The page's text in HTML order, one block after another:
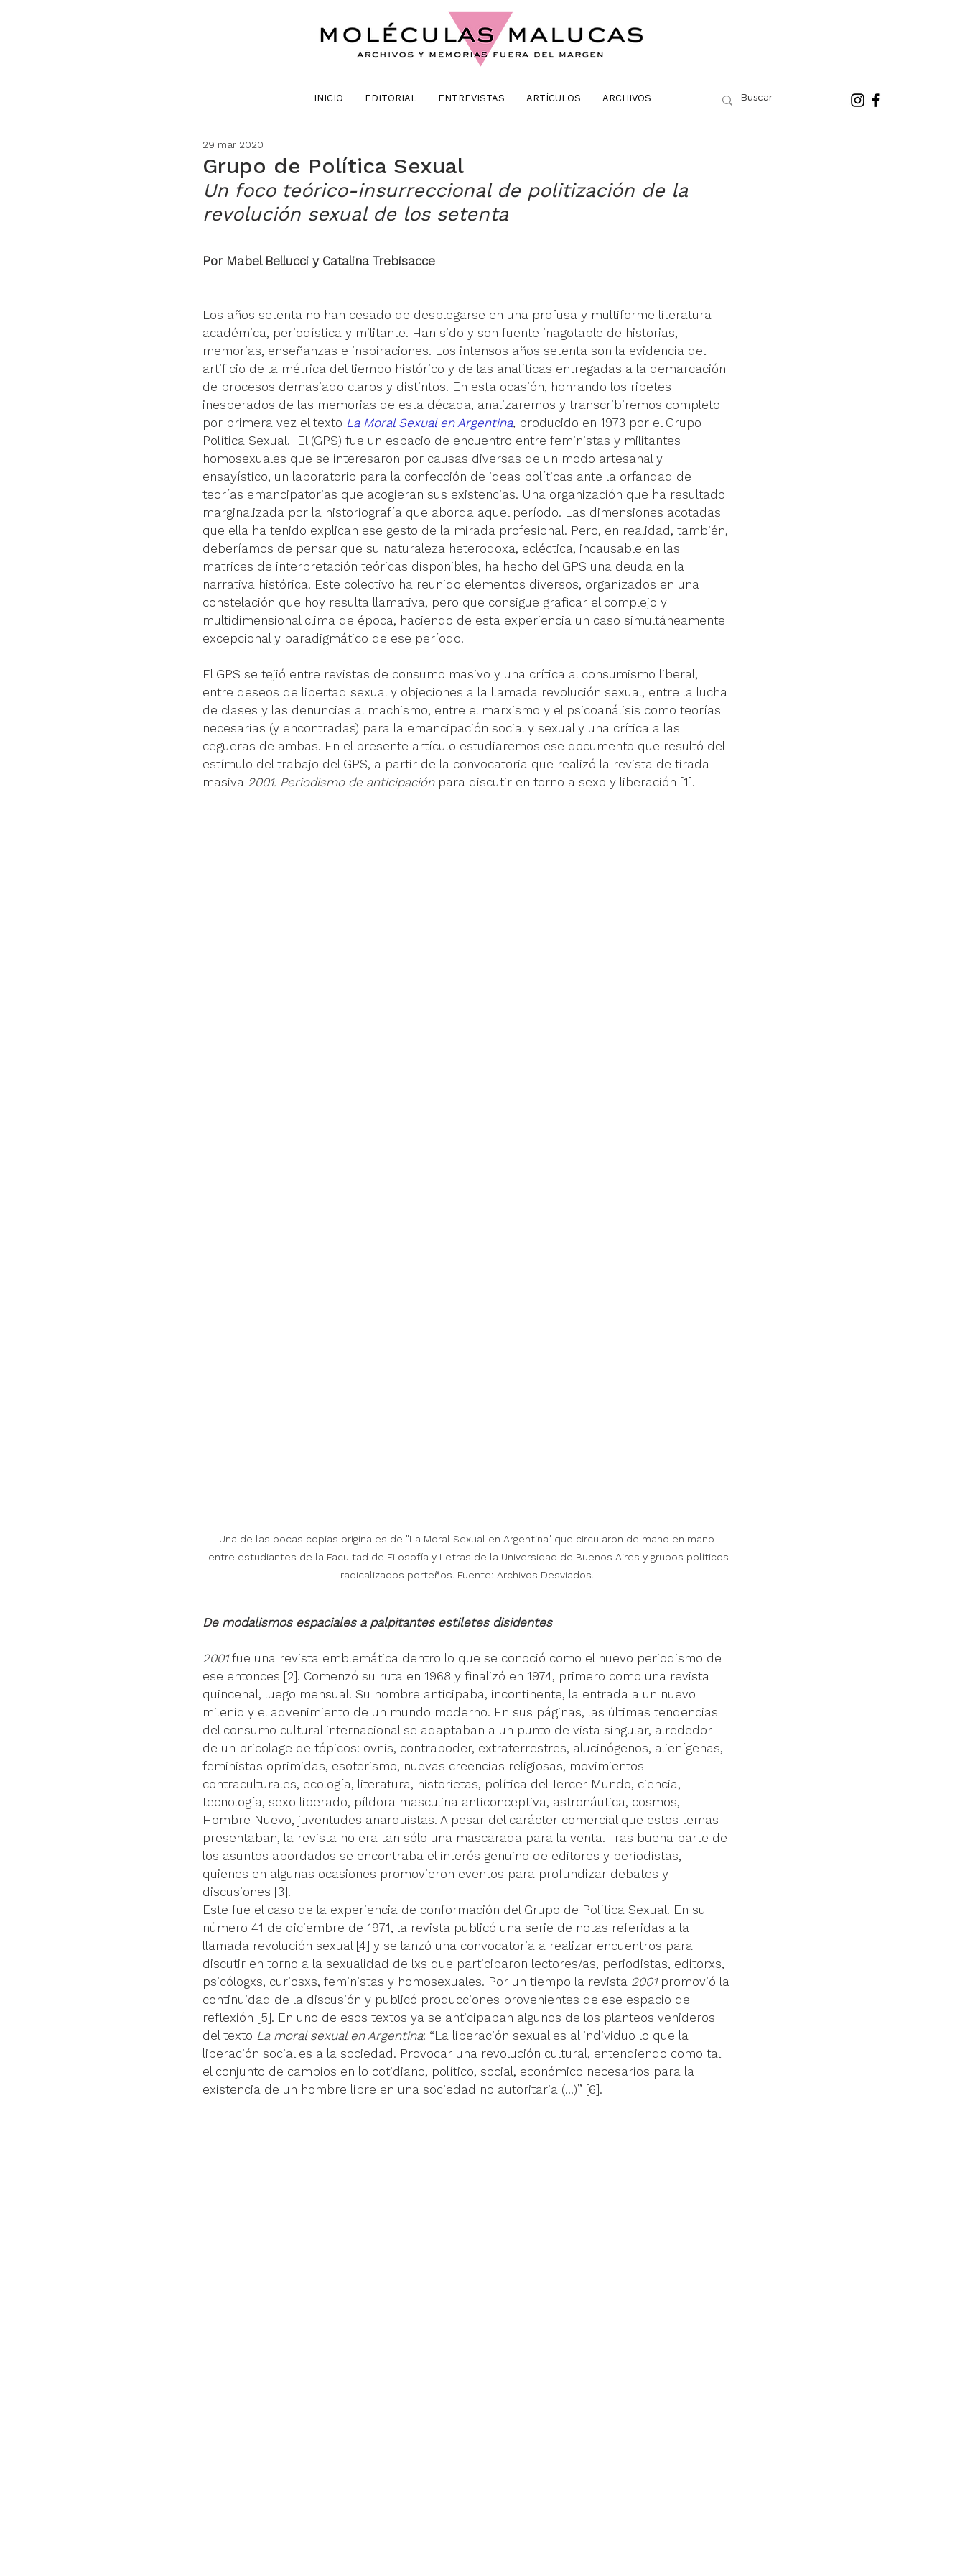
INICIO EDITORIAL ENTREVISTAS ARTÍCULOS ARCHIVOS
Grupo de Política Sexual
29 mar 2020
Un foco teórico-insurreccional de politización de la
revolución sexual de los setenta
Por Mabel Bellucci y Catalina Trebisacce
Los años setenta no han cesado de desplegarse en una profusa y multiforme literatura
académica, periodística y militante. Han sido y son fuente inagotable de historias,
memorias, enseñanzas e inspiraciones. Los intensos años setenta son la evidencia del
artificio de la métrica del tiempo histórico y de las analíticas entregadas a la demarcación
de procesos demasiado claros y distintos. En esta ocasión, honrando los ribetes
inesperados de las memorias de esta década, analizaremos y transcribiremos completo
por primera vez el texto La Moral Sexual en Argentina, producido en 1973 por el Grupo
Política Sexual.  El (GPS) fue un espacio de encuentro entre feministas y militantes
homosexuales que se interesaron por causas diversas de un modo artesanal y
ensayístico, un laboratorio para la confección de ideas políticas ante la orfandad de
teorías emancipatorias que acogieran sus existencias. Una organización que ha resultado
marginalizada por la historiografía que aborda aquel período. Las dimensiones acotadas
que ella ha tenido explican ese gesto de la mirada profesional. Pero, en realidad, también,
deberíamos de pensar que su naturaleza heterodoxa, ecléctica, incausable en las
matrices de interpretación teóricas disponibles, ha hecho del GPS una deuda en la
narrativa histórica. Este colectivo ha reunido elementos diversos, organizados en una
constelación que hoy resulta llamativa, pero que consigue graficar el complejo y
multidimensional clima de época, haciendo de esta experiencia un caso simultáneamente
excepcional y paradigmático de ese período.
El GPS se tejió entre revistas de consumo masivo y una crítica al consumismo liberal,
entre deseos de libertad sexual y objeciones a la llamada revolución sexual, entre la lucha
de clases y las denuncias al machismo, entre el marxismo y el psicoanálisis como teorías
necesarias (y encontradas) para la emancipación social y sexual y una crítica a las
cegueras de ambas. En el presente artículo estudiaremos ese documento que resultó del
estímulo del trabajo del GPS, a partir de la convocatoria que realizó la revista de tirada
masiva 2001. Periodismo de anticipación para discutir en torno a sexo y liberación [1].
Una de las pocas copias originales de "La Moral Sexual en Argentina" que circularon de mano en mano
radicalizados porteños. Fuente: Archivos Desviados.
De modalismos espaciales a palpitantes estiletes disidentes
2001 fue una revista emblemática dentro lo que se conoció como el nuevo periodismo de
ese entonces [2]. Comenzó su ruta en 1968 y finalizó en 1974, primero como una revista
quincenal, luego mensual. Su nombre anticipaba, incontinente, la entrada a un nuevo
milenio y el advenimiento de un mundo moderno. En sus páginas, las últimas tendencias
del consumo cultural internacional se adaptaban a un punto de vista singular, alrededor
de un bricolage de tópicos: ovnis, contrapoder, extraterrestres, alucinógenos, alienígenas,
feministas oprimidas, esoterismo, nuevas creencias religiosas, movimientos
contraculturales, ecología, literatura, historietas, política del Tercer Mundo, ciencia,
tecnología, sexo liberado, píldora masculina anticonceptiva, astronáutica, cosmos,
Hombre Nuevo, juventudes anarquistas. A pesar del carácter comercial que estos temas
presentaban, la revista no era tan sólo una mascarada para la venta. Tras buena parte de
los asuntos abordados se encontraba el interés genuino de editores y periodistas,
quienes en algunas ocasiones promovieron eventos para profundizar debates y
discusiones [3].
Este fue el caso de la experiencia de conformación del Grupo de Política Sexual. En su
número 41 de diciembre de 1971, la revista publicó una serie de notas referidas a la
llamada revolución sexual [4] y se lanzó una convocatoria a realizar encuentros para
discutir en torno a la sexualidad de lxs que participaron lectores/as, periodistas, editorxs,
psicólogxs, curiosxs, feministas y homosexuales. Por un tiempo la revista 2001 promovió la
continuidad de la discusión y publicó producciones provenientes de ese espacio de
reflexión [5]. En uno de esos textos ya se anticipaban algunos de los planteos venideros
del texto La moral sexual en Argentina: “La liberación sexual es al individuo lo que la
liberación social es a la sociedad. Provocar una revolución cultural, entendiendo como tal
el conjunto de cambios en lo cotidiano, político, social, económico necesarios para la
existencia de un hombre libre en una sociedad no autoritaria (...)” [6].